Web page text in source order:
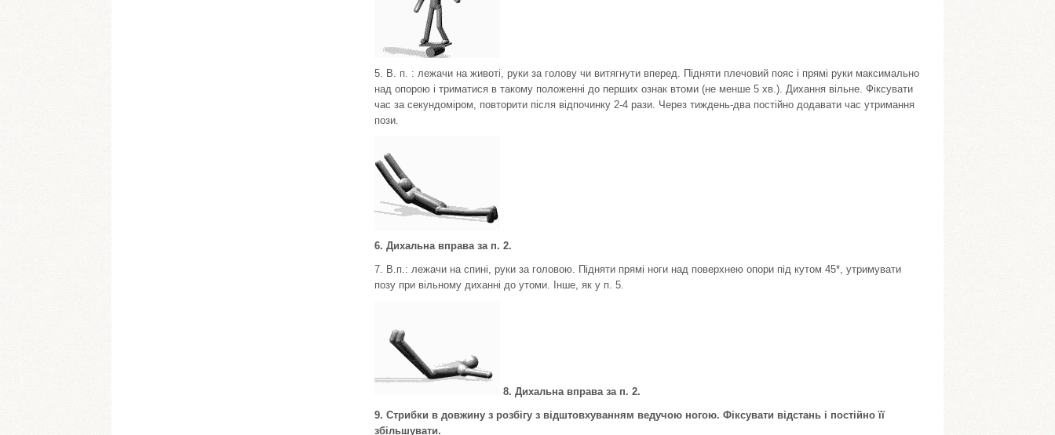
5. В. п. : лежачи на животі, руки за голову чи витягнути вперед. Підняти плечовий пояс і прямі руки максимально
над опорою і триматися в такому положенні до перших ознак втоми (не менше 5 хв.). Дихання вільне. Фіксувати
час за секундоміром, повторити після відпочинку 2-4 рази. Через тиждень-два постійно додавати час утримання
пози.
6. Дихальна вправа за п. 2.
7. В.п.: лежачи на спині, руки за головою. Підняти прямі ноги над поверхнею опори під кутом 45*, утримувати
позу при вільному диханні до утоми. Інше, як у п. 5.
8. Дихальна вправа за п. 2.
9. Стрибки в довжину з розбігу з відштовхуванням ведучою ногою. Фіксувати відстань і постійно її
збільшувати.